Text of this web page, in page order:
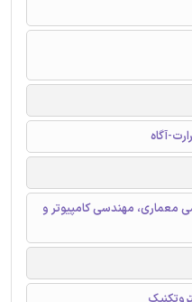
آگاه
معماری، مهندسی کامپیوتر و